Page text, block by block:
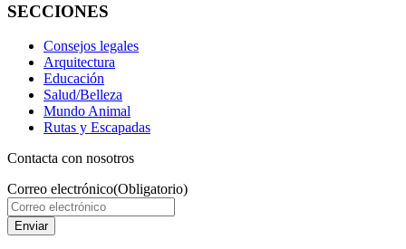
SECCIONES
Consejos legales
Arquitectura
Educación
Salud/Belleza
Mundo Animal
Rutas y Escapadas
Contacta con nosotros
Correo electrónico(Obligatorio)